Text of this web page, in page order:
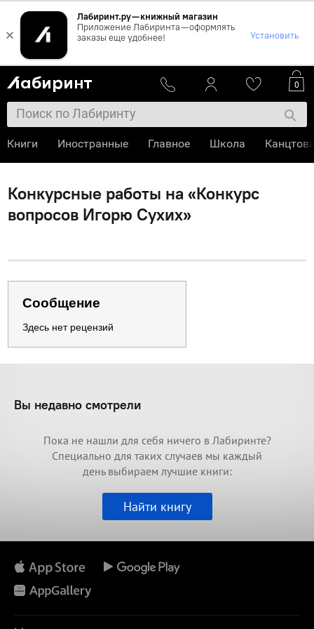
×
Лабиринт.ру — книжный магазин
Приложение Лабиринта — оформлять
заказы еще удобнее!
Установить
Конкурсные работы на «Конкурс
вопросов Игорю Сухих»
Сообщение
Здесь нет рецензий
0
Книги Иностранные Главное Школа
Вы недавно смотрели
Пока не нашли для себя ничего в Лабиринте?
Специально для таких случаев мы каждый
день выбираем лучшие книги:
Найти книгу